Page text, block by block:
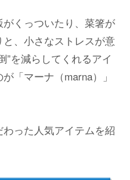
くっついたり、菜箸が
、小さなストレスが意
”を減らしてくれるアイ
「マーナ（marna）」
った人気アイテムを紹